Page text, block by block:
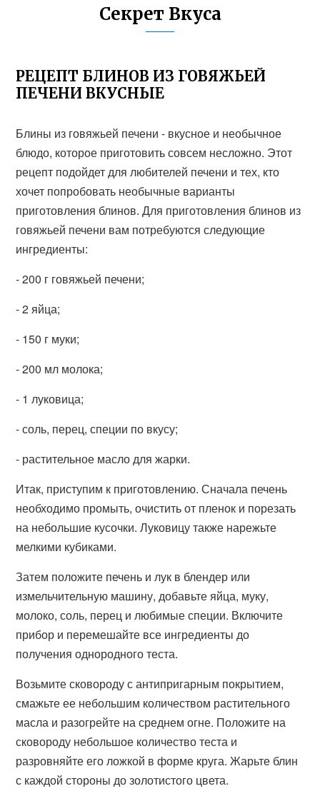
Секрет Вкуса
РЕЦЕПТ БЛИНОВ ИЗ ГОВЯЖЬЕЙ
ПЕЧЕНИ ВКУСНЫЕ
Блины из говяжьей печени - вкусное и необычное
блюдо, которое приготовить совсем несложно. Этот
рецепт подойдет для любителей печени и тех, кто
хочет попробовать необычные варианты
приготовления блинов. Для приготовления блинов из
говяжьей печени вам потребуются следующие
ингредиенты:
- 200 г говяжьей печени;
- 2 яйца;
- 150 г муки;
- 200 мл молока;
- 1 луковица;
- соль, перец, специи по вкусу;
- растительное масло для жарки.
Итак, приступим к приготовлению. Сначала печень
необходимо промыть, очистить от пленок и порезать
на небольшие кусочки. Луковицу также нарежьте
мелкими кубиками.
Затем положите печень и лук в блендер или
измельчительную машину, добавьте яйца, муку,
молоко, соль, перец и любимые специи. Включите
прибор и перемешайте все ингредиенты до
получения однородного теста.
Возьмите сковороду с антипригарным покрытием,
смажьте ее небольшим количеством растительного
масла и разогрейте на среднем огне. Положите на
сковороду небольшое количество теста и
разровняйте его ложкой в форме круга. Жарьте блин
с каждой стороны до золотистого цвета.